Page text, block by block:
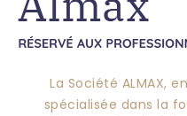
La Société ALMAX,
spécialisée dans la